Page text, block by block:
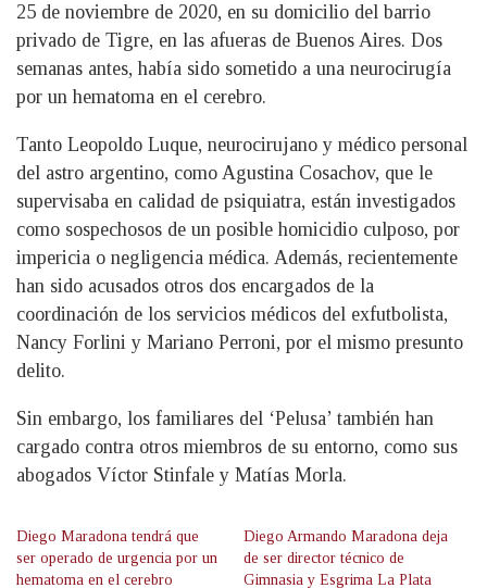
25 de noviembre de 2020, en su domicilio del barrio
privado de Tigre, en las afueras de Buenos Aires. Dos
semanas antes, había sido sometido a una neurocirugía
por un hematoma en el cerebro.
Tanto Leopoldo Luque, neurocirujano y médico personal
del astro argentino, como Agustina Cosachov, que le
supervisaba en calidad de psiquiatra, están investigados
como sospechosos de un posible homicidio culposo, por
impericia o negligencia médica. Además, recientemente
han sido acusados otros dos encargados de la
coordinación de los servicios médicos del exfutbolista,
Nancy Forlini y Mariano Perroni, por el mismo presunto
delito.
Sin embargo, los familiares del ‘Pelusa’ también han
cargado contra otros miembros de su entorno, como sus
abogados Víctor Stinfale y Matías Morla.
Diego Maradona tendrá que
ser operado de urgencia por un
hematoma en el cerebro
Diego Armando Maradona deja
de ser director técnico de
Gimnasia y Esgrima La Plata